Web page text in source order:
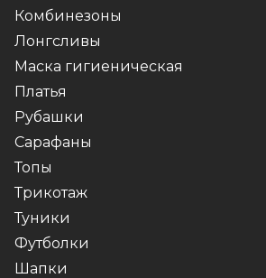
Комбинезоны
Лонгсливы
Маска гигиеническая
Платья
Рубашки
Сарафаны
Топы
Трикотаж
Туники
Футболки
Шапки